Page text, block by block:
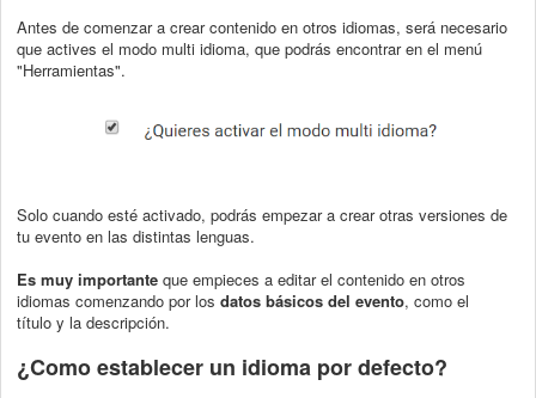
Antes de comenzar a crear contenido en otros idiomas, será necesario
que actives el modo multi idioma, que podrás encontrar en el menú
"Herramientas".
Solo cuando esté activado, podrás empezar a crear otras versiones de
tu evento en las distintas lenguas.
Es muy importante que empieces a editar el contenido en otros
idiomas comenzando por los datos básicos del evento, como el
título y la descripción.
¿Como establecer un idioma por defecto?